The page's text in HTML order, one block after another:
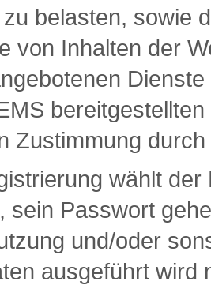
belasten, sowie
von Inhalten der
Zustimmung
wählt
sein Passwort
und/oder
ausgeführt wird